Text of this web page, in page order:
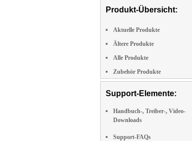
Produkt-Übersicht:
Aktuelle Produkte
Ältere Produkte
Alle Produkte
Zubehör Produkte
Support-Elemente:
Handbuch-, Treiber-, Video-
Downloads
Support-FAQs